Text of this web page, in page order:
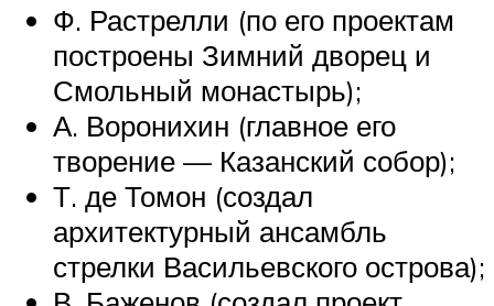
Ф. Растрелли (по его проектам
построены Зимний дворец и
Смольный монастырь);
А. Воронихин (главное его
творение — Казанский собор);
Т. де Томон (создал
архитектурный ансамбль
стрелки Васильевского острова);